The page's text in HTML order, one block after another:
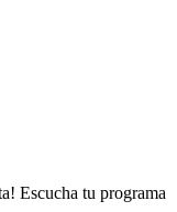
Escucha tu programa